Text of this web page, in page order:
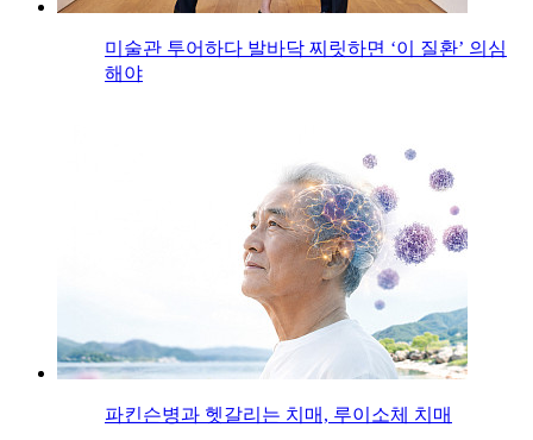
미술관 투어하다 발바닥 찌릿하면 ‘이 질환’ 의심
해야
파킨슨병과 헷갈리는 치매, 루이소체 치매